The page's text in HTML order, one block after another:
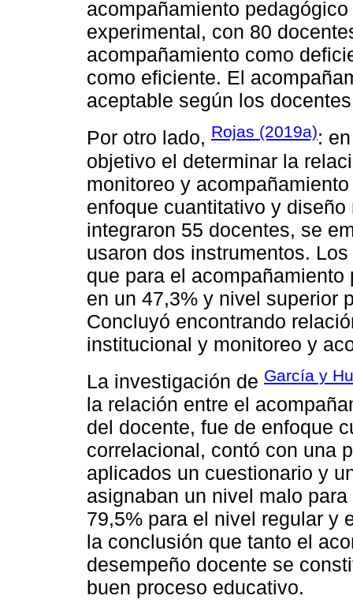
acompañamiento
experimental, con 80
acompañamiento como
como eficiente. El
aceptable según los
Por otro lado, Rojas (2019a):
objetivo el determinar la
monitoreo y
enfoque cuantitativo y
integraron 55 docentes, se
usaron dos instrumentos.
que para el
en un 47,3% y nivel superior
Concluyó encontrando
institucional y monitoreo y
La investigación de García y
la relación entre el
del docente, fue de enfoque
correlacional, contó con una
aplicados un cuestionario y
asignaban un nivel malo
79,5% para el nivel regular y
la conclusión que tanto el
desempeño docente se
buen proceso educativo.